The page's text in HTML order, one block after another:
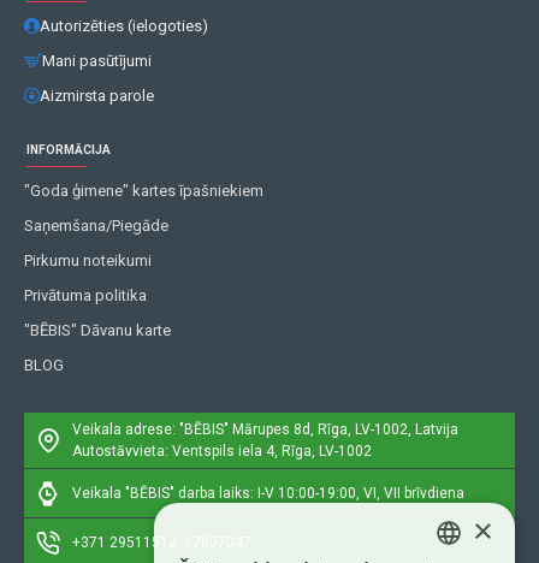
Autorizēties (ielogoties)
Mani pasūtījumi
Aizmirsta parole
INFORMĀCIJA
"Goda ģimene" kartes īpašniekiem
Saņemšana/Piegāde
Pirkumu noteikumi
Privātuma politika
"BĒBIS" Dāvanu karte
BLOG
Veikala adrese: "BĒBIS" Mārupes 8d, Rīga, LV-1002, Latvija
Autostāvvieta: Ventspils iela 4, Rīga, LV-1002
Veikala "BĒBIS" darba laiks: I-V 10:00-19:00, VI, VII brīvdiena
+371 29511512, 67807047 ×